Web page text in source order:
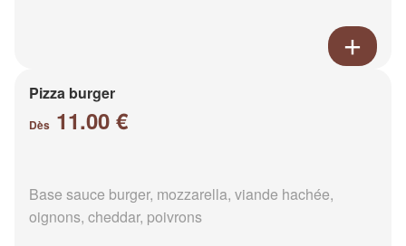
Pizza burger
Dès 11.00 €
Base sauce burger, mozzarella, viande hachée,
oignons, cheddar, poivrons